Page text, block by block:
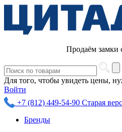
Продаём замки
Для того, чтобы увидеть цены,
Войти
+7 (812) 449-54-90 Старая
Бренды